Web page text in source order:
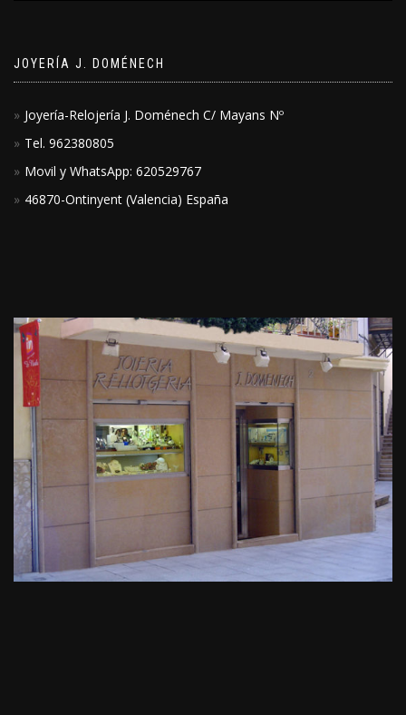
JOYERÍA J. DOMÉNECH
Joyería-Relojería J. Doménech C/ Mayans Nº
Tel. 962380805
Movil y WhatsApp: 620529767
46870-Ontinyent (Valencia) España